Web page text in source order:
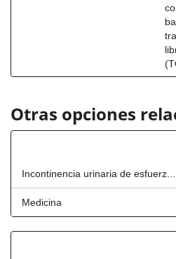
Otras opciones
Incontinencia urinaria de esfuerz...
Medicina